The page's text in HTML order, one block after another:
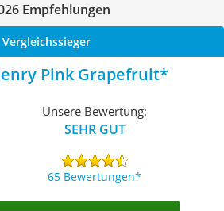
Empfehlungen
Vergleichssieger
Pink Grapefruit
Unsere Bewertung:
SEHR GUT
65 Bewertungen